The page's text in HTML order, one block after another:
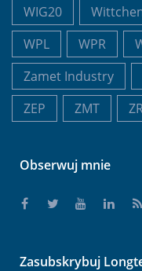
WIG20
WPL
WPR
Zamet Industry
ZEP
ZMT
Obserwuj mnie
Zasubskrybuj